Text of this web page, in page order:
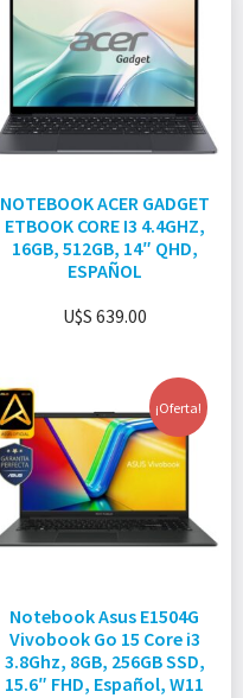
NOTEBOOK ACER GADGET
ETBOOK CORE I3 4.4GHZ,
16GB, 512GB, 14″ QHD,
ESPAÑOL
U$S 639.00
¡Oferta!
Notebook Asus E1504G
Vivobook Go 15 Core i3
3.8Ghz, 8GB, 256GB SSD,
15.6″ FHD, Español, W11